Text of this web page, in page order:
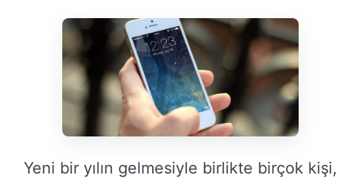
Yeni bir yılın gelmesiyle birlikte birçok kişi,